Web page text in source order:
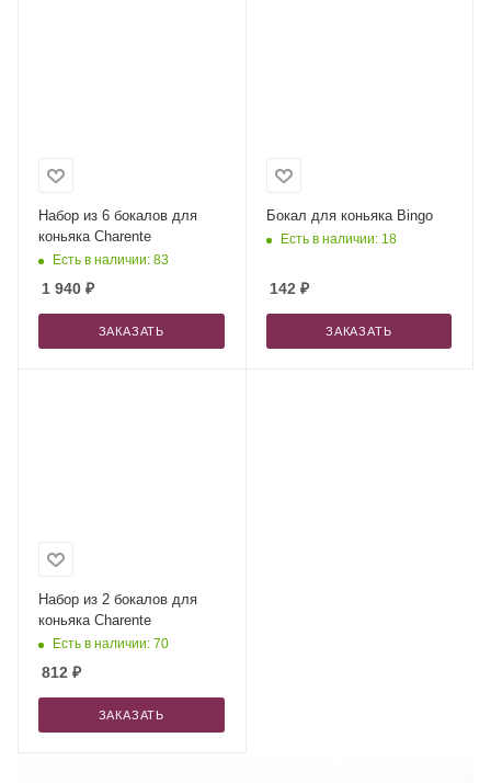
Набор из 6 бокалов для
коньяка Charente
Есть в наличии: 83
1 940 ₽
ЗАКАЗАТЬ
Бокал для коньяка Bingo
Есть в наличии: 18
142 ₽
ЗАКАЗАТЬ
Набор из 2 бокалов для
коньяка Charente
Есть в наличии: 70
812 ₽
ЗАКАЗАТЬ